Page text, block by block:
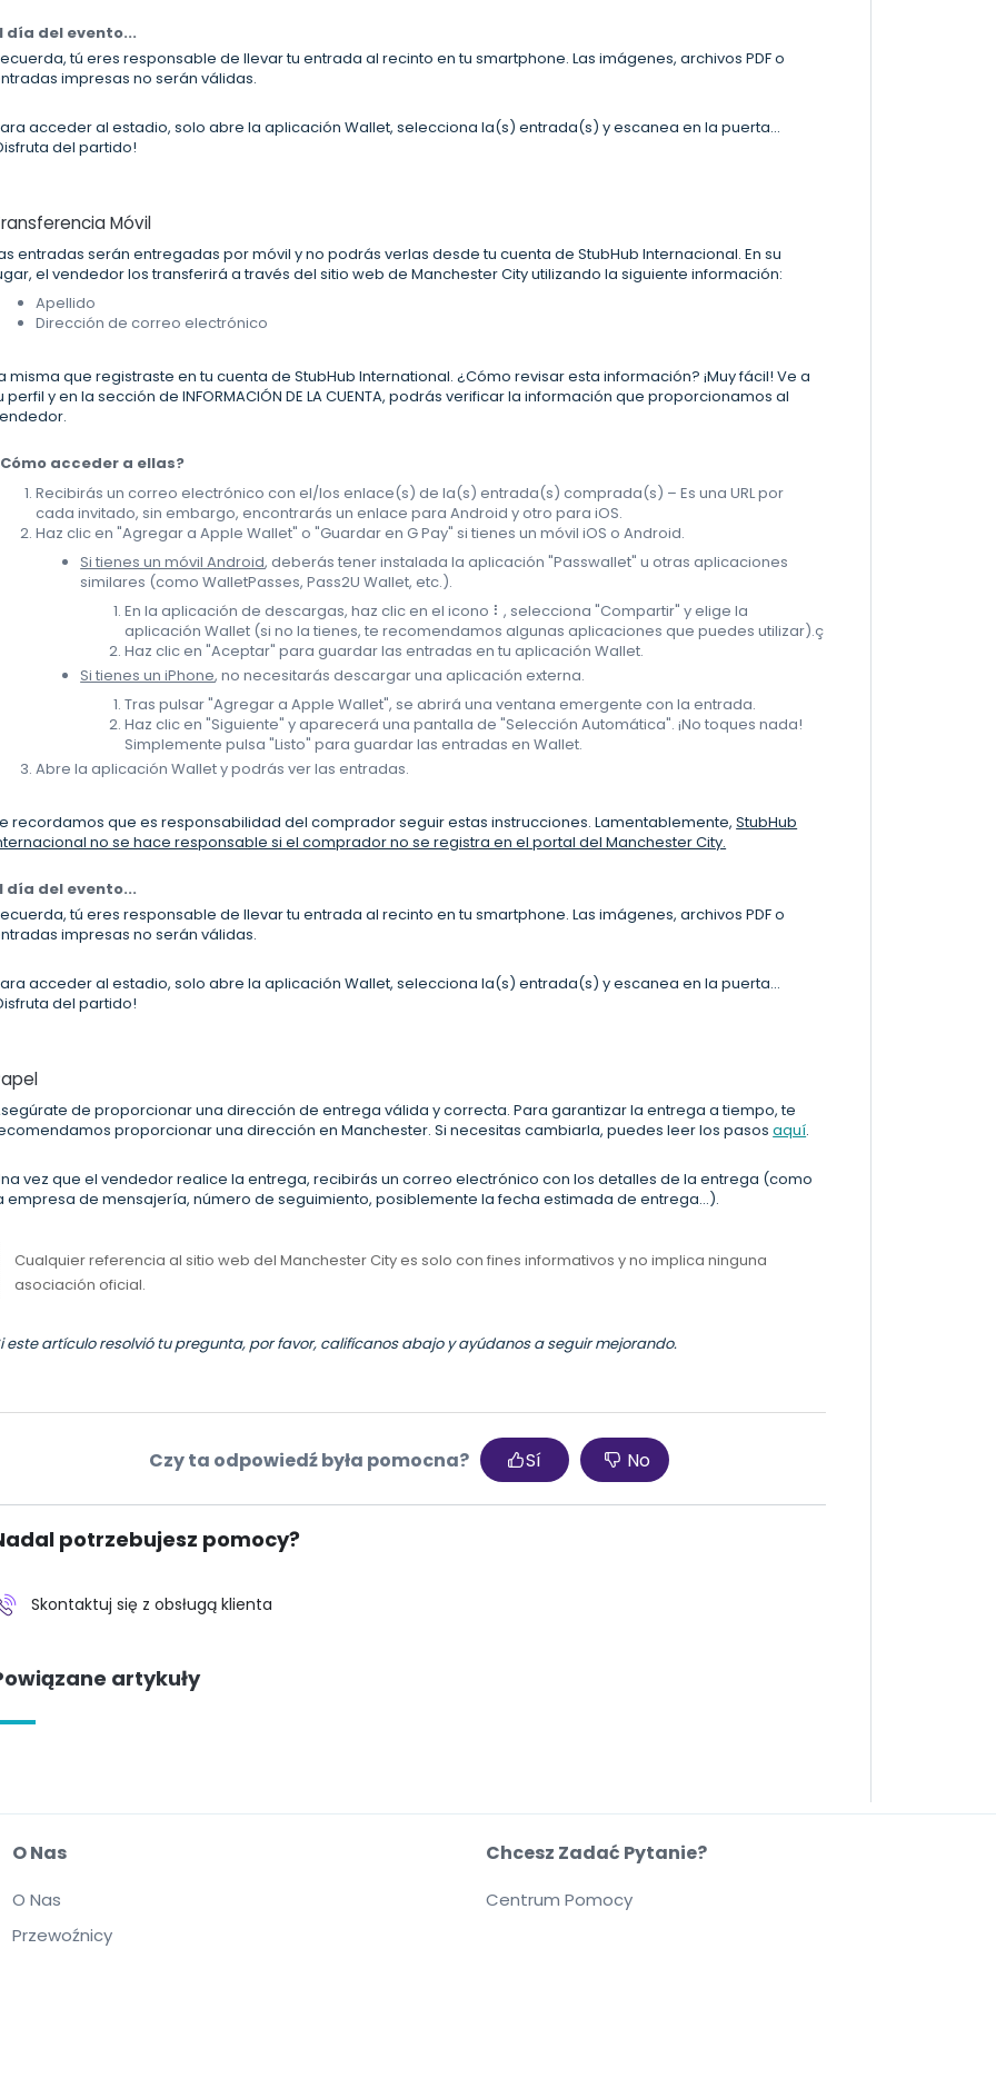
día del evento...
tú eres responsable de llevar tu entrada al recinto en tu smartphone. Las imágenes, archivos PDF o
impresas no serán válidas.
acceder al estadio, solo abre la aplicación Wallet, selecciona la(s) entrada(s) y escanea en la puerta...
del partido!
Móvil
entradas serán entregadas por móvil y no podrás verlas desde tu cuenta de StubHub Internacional. En su
el vendedor los transferirá a través del sitio web de Manchester City utilizando la siguiente información:
Apellido
Dirección de correo electrónico
misma que registraste en tu cuenta de StubHub International. ¿Cómo revisar esta información? ¡Muy fácil! Ve a
perfil y en la sección de INFORMACIÓN DE LA CUENTA, podrás verificar la información que proporcionamos al
acceder a ellas?
Recibirás un correo electrónico con el/los enlace(s) de la(s) entrada(s) comprada(s) – Es una URL por
cada invitado, sin embargo, encontrarás un enlace para Android y otro para iOS.
Haz clic en "Agregar a Apple Wallet" o "Guardar en G Pay" si tienes un móvil iOS o Android.
Si tienes un móvil Android, deberás tener instalada la aplicación "Passwallet" u otras aplicaciones
similares (como WalletPasses, Pass2U Wallet, etc.).
En la aplicación de descargas, haz clic en el icono ⠇, selecciona "Compartir" y elige la
aplicación Wallet (si no la tienes, te recomendamos algunas aplicaciones que puedes utilizar).ç
Haz clic en "Aceptar" para guardar las entradas en tu aplicación Wallet.
Si tienes un iPhone, no necesitarás descargar una aplicación externa.
Tras pulsar "Agregar a Apple Wallet", se abrirá una ventana emergente con la entrada.
Haz clic en "Siguiente" y aparecerá una pantalla de "Selección Automática". ¡No toques nada!
Simplemente pulsa "Listo" para guardar las entradas en Wallet.
Abre la aplicación Wallet y podrás ver las entradas.
recordamos que es responsabilidad del comprador seguir estas instrucciones. Lamentablemente,StubHub
no se hace responsable si el comprador no se registra en el portal del Manchester City.
día del evento...
tú eres responsable de llevar tu entrada al recinto en tu smartphone. Las imágenes, archivos PDF o
impresas no serán válidas.
acceder al estadio, solo abre la aplicación Wallet, selecciona la(s) entrada(s) y escanea en la puerta...
del partido!
de proporcionar una dirección de entrega válida y correcta. Para garantizar la entrega a tiempo, te
proporcionar una dirección en Manchester. Si necesitas cambiarla, puedes leer los pasosaquí.
vez que el vendedor realice la entrega, recibirás un correo electrónico con los detalles de la entrega (como
empresa de mensajería, número de seguimiento, posiblemente la fecha estimada de entrega...).
Cualquier referencia al sitio web del Manchester City es solo con fines informativos y no implica ninguna
asociación oficial.
este artículo resolvió tu pregunta, por favor, califícanos abajo y ayúdanos a seguir mejorando.
Czy ta odpowiedź była pomocna? Sí No
potrzebujesz pomocy?
Skontaktuj się z obsługą klienta
artykuły
O Nas
O Nas
Przewoźnicy
Chcesz Zadać Pytanie?
Centrum Pomocy